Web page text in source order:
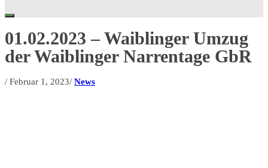
01.02.2023 – Waiblinger Umzug
der Waiblinger Narrentage GbR
/ Februar 1, 2023/ News